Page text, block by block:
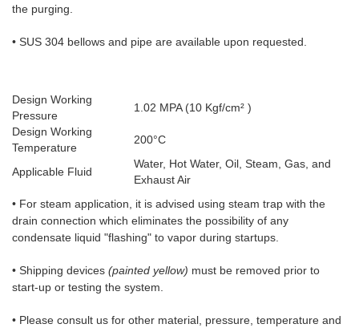
the purging.
• SUS 304 bellows and pipe are available upon requested.
Design Working
Pressure
1.02 MPA (10 Kgf/cm² )
Design Working
Temperature
200°C
Applicable Fluid
Water, Hot Water, Oil, Steam, Gas, and
Exhaust Air
• For steam application, it is advised using steam trap with the
drain connection which eliminates the possibility of any
condensate liquid "flashing" to vapor during startups.
• Shipping devices (painted yellow) must be removed prior to
start-up or testing the system.
• Please consult us for other material, pressure, temperature and